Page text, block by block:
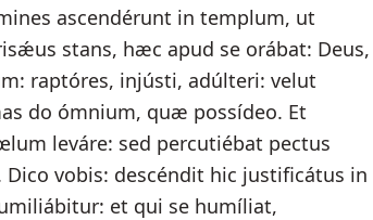
ascendérunt in templum, ut
stans, hæc apud se orábat: Deus,
raptóres, injústi, adúlteri: velut
do ómnium, quæ possídeo. Et
leváre: sed percutiébat pectus
vobis: descéndit hic justificátus in
et qui se humíliat,